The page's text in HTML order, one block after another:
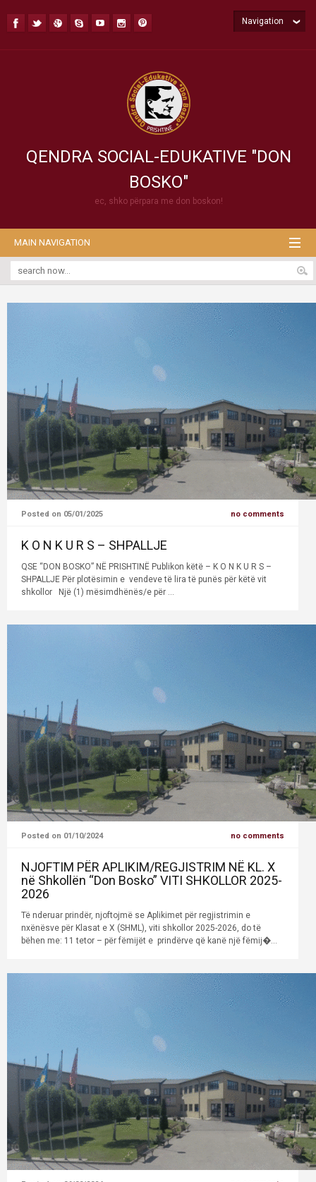
QENDRA SOCIAL-EDUKATIVE "DON
BOSKO"
ec, shko përpara me don boskon!
Navigation
MAIN NAVIGATION
Posted on 05/01/2025 no comments
K O N K U R S – SHPALLJE
QSE “DON BOSKO” NË PRISHTINË Publikon këtë – K O N K U R S –
SHPALLJE Për plotësimin e vendeve të lira të punës për këtë vit
shkollor Një (1) mësimdhënës/e për ...
Posted on 01/10/2024 no comments
NJOFTIM PËR APLIKIM/REGJISTRIM NË KL. X
në Shkollën “Don Bosko” VITI SHKOLLOR 2025-
2026
Të nderuar prindër, njoftojmë se Aplikimet për regjistrimin e
nxënësve për Klasat e X (SHML), viti shkollor 2025-2026, do të
bëhen me: 11 tetor – për fëmijët e prindërve që kanë një fëmij�...